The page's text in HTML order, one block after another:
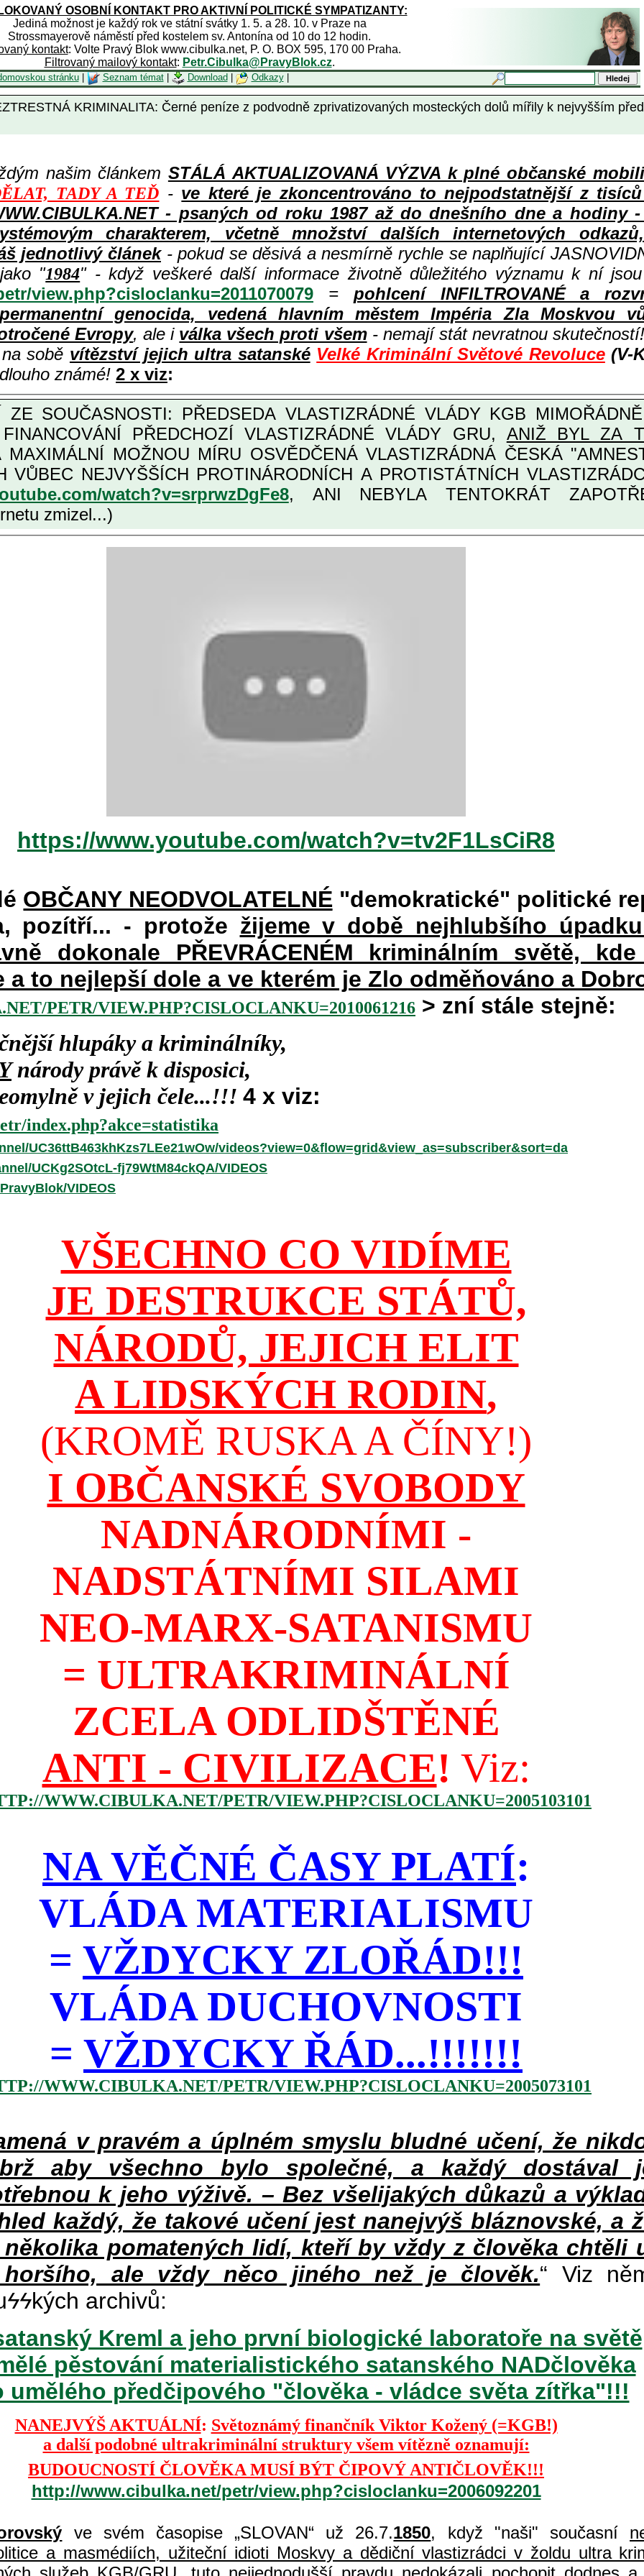
OSOBNÍ KONTAKT PRO AKTIVNÍ POLITICKÉ SYMPATIZANTY:
Jediná možnost je každý rok ve státní svátky 1. 5. a 28. 10. v Praze na
Strossmayerově náměstí před kostelem sv. Antonína od 10 do 12 hodin.
kontakt: Volte Pravý Blok www.cibulka.net, P. O. BOX 595, 170 00 Praha.
Filtrovaný mailový kontakt: Petr.Cibulka@PravyBlok.cz.
stránku| Seznam témat| Download Odkazy|
KRIMINALITA: Černé peníze z podvodně zprivatizovaných mosteckých dolů mířily k nejvyšším
našim článkem STÁLÁ AKTUALIZOVANÁ VÝZVA k plné občanské
TADY A TEĎ - ve které je zkoncentrováno to nejpodstatnější z
- psaných od roku 1987 až do dnešního dne a hodiny
charakterem, včetně množství dalších internetových
jednotlivý článek- pokud se děsivá a nesmírně rychle se naplňující
"1984" - když veškeré další informace životně důležitého významu k ní
view.php?cisloclanku=2011070079 = pohlcení INFILTROVANÉ a
genocida, vedená hlavním městem Impéria Zla Moskvou
Evropy, ale i válka všech proti všem- nemají stát nevratnou
sobě vítězství jejich ultra satanské Velké Kriminální Světové Revoluce (V-
známé! 2 x viz:
PŘEDCHOZÍ VLASTIZRÁDNÉ VLÁDY GRU, ANIŽ BYL ZA
MÍRU OSVĚDČENÁ VLASTIZRÁDNÁ ČESKÁ "AMNESTIE", URČENÁ
VLASTIZRÁDCŮ, VIZ NAPŘ.
watch?v=srprwzDgFe8, ANI NEBYLA TENTOKRÁT
zmizel...)
https://www.youtube.com/watch?v=tv2F1LsCiR8
OBČANY NEODVOLATELNÉ"demokratické" politické
pozítří... - protože žijeme v době nejhlubšího
dokonale PŘEVRÁCENÉM kriminálním světě,
a to nejlepší dole a ve kterém je Zlo odměňováno a
PETR/VIEW.PHP?CISLOCLANKU=2010061216 > zní stále stejně:
hlupáky a kriminálníky,
národy právě k disposici,
v jejich čele...!!! 4 x viz:
index.php?akce=statistika
UC36ttB463khKzs7LEe21wOw/videos?view=0&flow=grid&view_as=subscriber&sort=da
UCKg2SOtcL-fj79WtM84ckQA/VIDEOS
VIDEOS
VŠECHNO CO VIDÍME
JE DESTRUKCE STÁTŮ,
NÁRODŮ, JEJICH ELIT
A LIDSKÝCH RODIN,
(KROMĚ RUSKA A ČÍNY!)
I OBČANSKÉ SVOBODY
NADNÁRODNÍMI -
NADSTÁTNÍMI SILAMI
NEO-MARX-SATANISMU
= ULTRAKRIMINÁLNÍ
ZCELA ODLIDŠTĚNÉ
ANTI - CIVILIZACE! Viz:
WWW.CIBULKA.NET/PETR/VIEW.PHP?CISLOCLANKU=2005103101
NA VĚČNÉ ČASY PLATÍ:
VLÁDA MATERIALISMU
= VŽDYCKY ZLOŘÁD!!!
VLÁDA DUCHOVNOSTI
= VŽDYCKY ŘÁD...!!!!!!!
WWW.CIBULKA.NET/PETR/VIEW.PHP?CISLOCLANKU=2005073101
v pravém a úplném smyslu bludné učení, že
aby všechno bylo společné, a každý dostával
k jeho výživě. – Bez všelijakých důkazů a
každý, že takové učení jest nanejvýš bláznovské, a
pomatených lidí, kteří by vždy z člověka chtěli
ale vždy něco jiného než je člověk.“ Viz
ϟϟkých archivů:
Kreml a jeho první biologické laboratoře na světě
pěstování materialistického satanského NADčlověka
umělého předčipového "člověka - vládce světa zítřka"!!!
NANEJVÝŠ AKTUÁLNÍ: Světoznámý finančník Viktor Kožený (=KGB!)
a další podobné ultrakriminální struktury všem vítězně oznamují:
BUDOUCNOSTÍ ČLOVĚKA MUSÍ BÝT ČIPOVÝ ANTIČLOVĚK!!!
http://www.cibulka.net/petr/view.php?cisloclanku=2006092201
ve svém časopise „SLOVAN“ už 26.7.1850, když "naši" současní
a masmédiích, užiteční idioti Moskvy a dědiční vlastizrádci v žoldu ultra